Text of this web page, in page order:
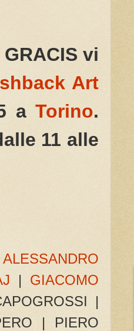
vi
Art
a Torino.
11 alle
ALESSANDRO
| GIACOMO
|
| PIERO